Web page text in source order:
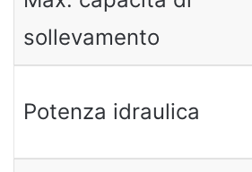
sollevamento
Potenza idraulica